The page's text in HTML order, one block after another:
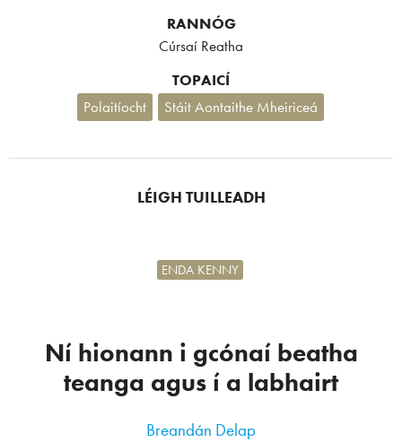
RANNÓG
Cúrsaí Reatha
TOPAICÍ
Polaitíocht
Stáit Aontaithe Mheiriceá
LÉIGH TUILLEADH
Ní hionann i gcónaí beatha
teanga agus í a labhairt
ENDA KENNY
Breandán Delap